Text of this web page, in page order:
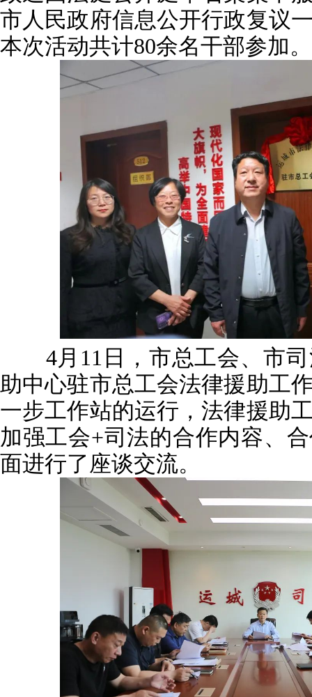
市人民政府信息公开行政复议
本次活动共计80余名干部参加。
4月11日，市总工会、市司
助中心驻市总工会法律援助工
一步工作站的运行，法律援助
加强工会+司法的合作内容、
面进行了座谈交流。